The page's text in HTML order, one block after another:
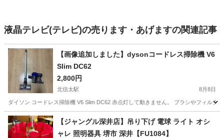
液晶テレビ(テレビ)の売ります・あげますの関連記事
【画像追加しました】dysonコードレス掃除機 V6
Slim DC62
2,800円
北信太駅 8月8日
ダイソン コードレス掃除機 V6 Slim DC62 赤点灯して動きません。 ブラシやフィル
大阪 和泉市 北信太駅 生活家電
【ジャングル深井店】吊り下げ 電球 ライト オシ
ャレ 照明器具 堺市 深井【FU1084】